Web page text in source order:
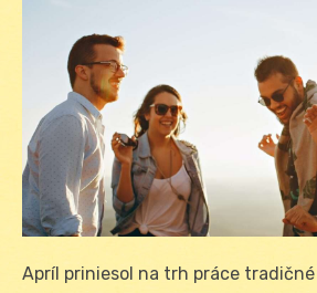
Apríl priniesol na trh práce tradičné